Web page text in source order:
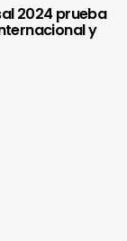
2024 prueba
y